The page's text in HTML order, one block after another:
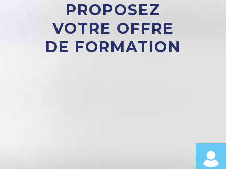
PROPOSEZ
VOTRE OFFRE
DE FORMATION